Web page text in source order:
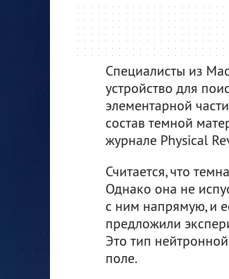
Специалисты из
устройство для
элементарной
состав темной
журнале Physical
Считается, что
Однако она не
с ним напрямую, и
предложили
Это тип
поле.